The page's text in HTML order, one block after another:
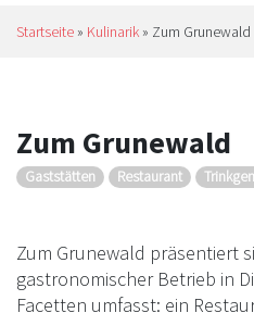
Startseite » Kulinarik » Zum Grunewald
Zum Grunewald
Gaststätten Restaurant
Zum Grunewald präsentiert
gastronomischer Betrieb in
Facetten umfasst: ein